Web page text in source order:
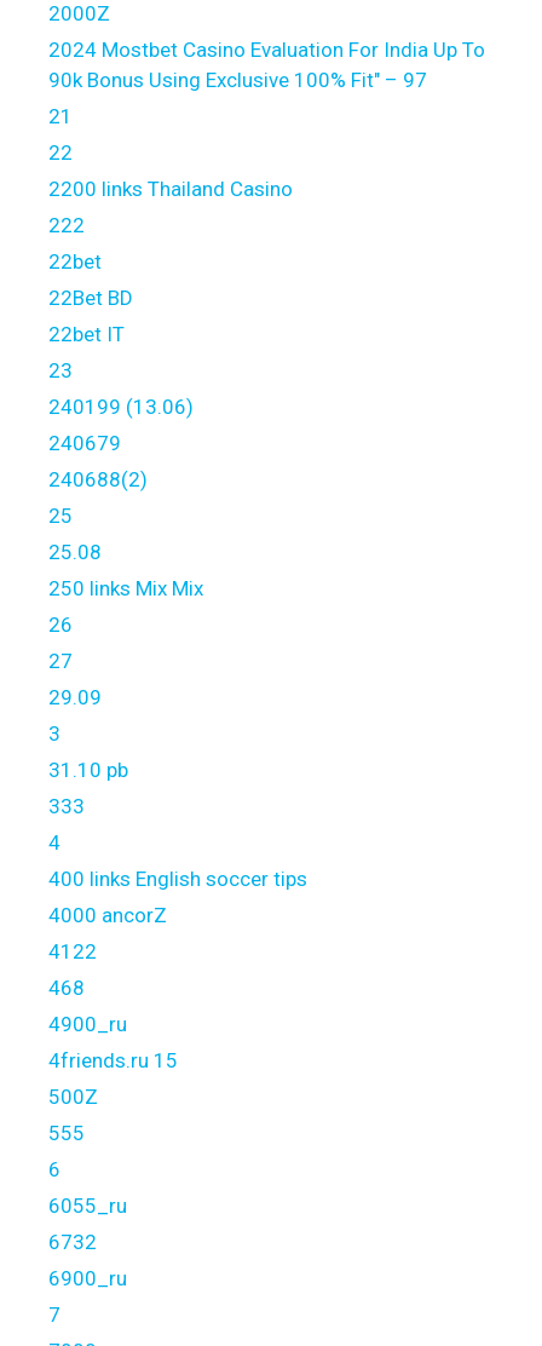
2000Z
2024 Mostbet Casino Evaluation For India Up To
90k Bonus Using Exclusive 100% Fit" – 97
21
22
2200 links Thailand Casino
222
22bet
22Bet BD
22bet IT
23
240199 (13.06)
240679
240688(2)
25
25.08
250 links Mix Mix
26
27
29.09
3
31.10 pb
333
4
400 links English soccer tips
4000 ancorZ
4122
468
4900_ru
4friends.ru 15
500Z
555
6
6055_ru
6732
6900_ru
7